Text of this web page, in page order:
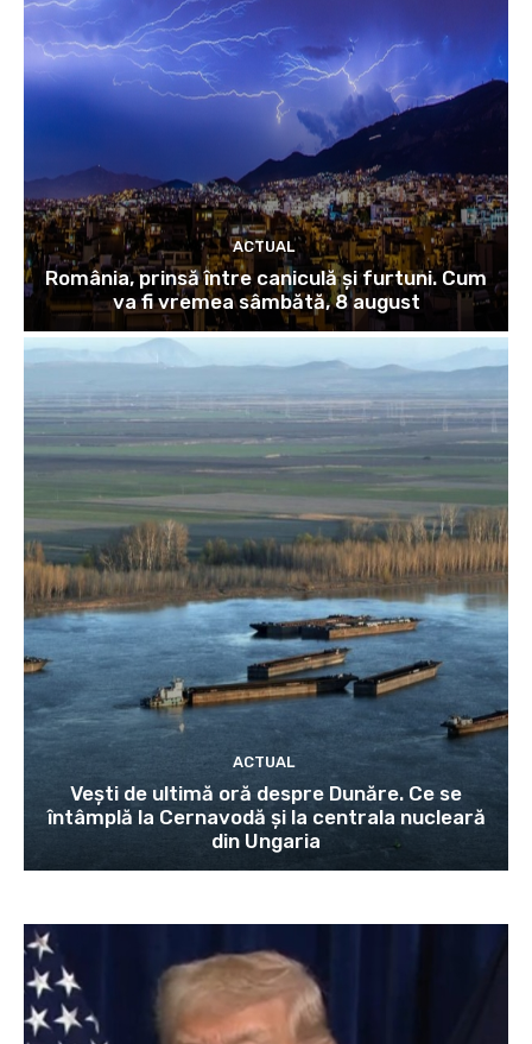
ACTUAL
România, prinsă între caniculă și furtuni. Cum
va fi vremea sâmbătă, 8 august
ACTUAL
Vești de ultimă oră despre Dunăre. Ce se
întâmplă la Cernavodă și la centrala nucleară
din Ungaria